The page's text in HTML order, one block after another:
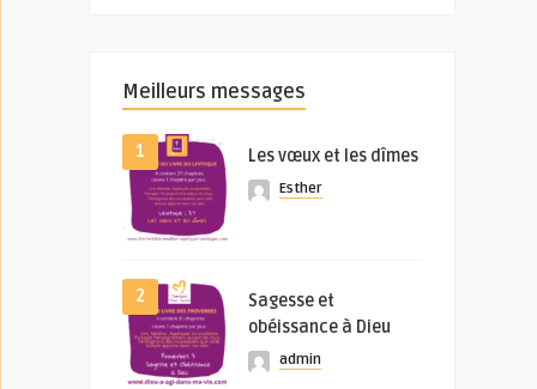
Meilleurs messages
1 Les vœux et les dîmes
Esther
2
Sagesse et
obéissance à Dieu
admin